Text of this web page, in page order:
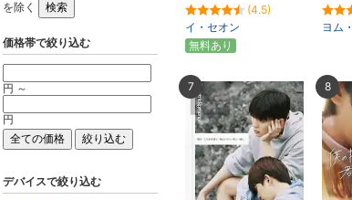
(4.5)
イ・セオン
無料あり
ヨム
7 8
を除く
価格帯で絞り込む
円 ～
円
デバイスで絞り込む